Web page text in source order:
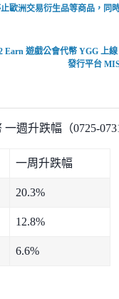
歐洲交易衍生品等商品，同
Earn 遊戲公會代幣 YGG 上
發行平台
週升跌幅（0725-
一周升跌幅
20.3%
12.8%
6.6%